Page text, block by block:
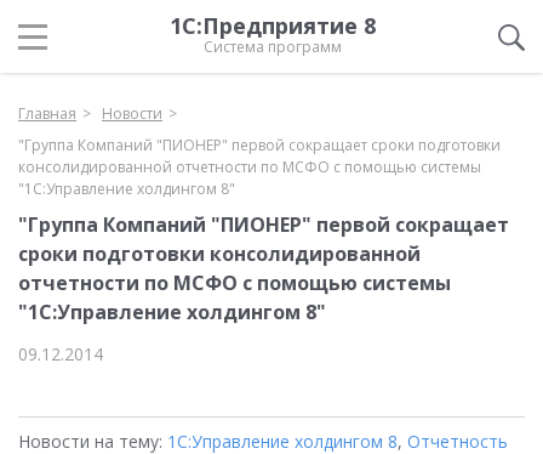
1С:Предприятие 8
Система программ
Главная
Новости
"Группа Компаний "ПИОНЕР" первой сокращает сроки подготовки
консолидированной отчетности по МСФО с помощью системы
"1С:Управление холдингом 8"
"Группа Компаний "ПИОНЕР" первой сокращает
сроки подготовки консолидированной
отчетности по МСФО с помощью системы
"1С:Управление холдингом 8"
09.12.2014
Новости на тему: 1С:Управление холдингом 8, Отчетность